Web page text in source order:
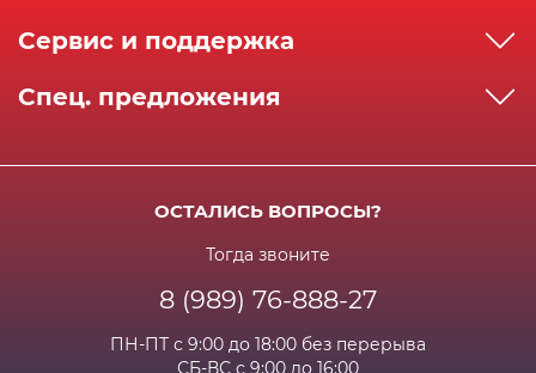
Сервисный центр
Сервис и поддержка
Доставка
Возрат и гарантия
Спец. предложения
Часто задаваемые вопросы
ОСТАЛИСЬ ВОПРОСЫ?
Тогда звоните
8 (989) 76-888-27
ПН-ПТ с 9:00 до 18:00 без перерыва
СБ-ВС с 9:00 до 16:00